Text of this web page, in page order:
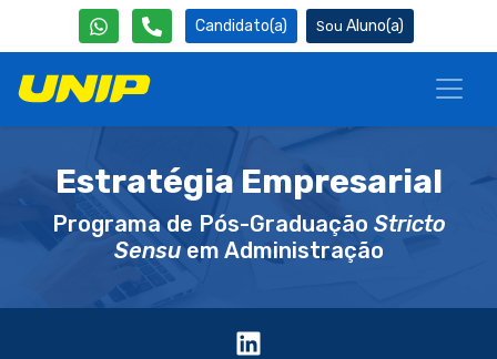
Candidato(a) Aluno(a)
Estratégia Empresarial
Programa de Pós-Graduação Stricto
Sensuem Administração